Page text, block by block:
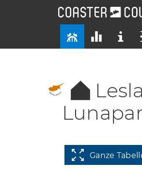
Ganze